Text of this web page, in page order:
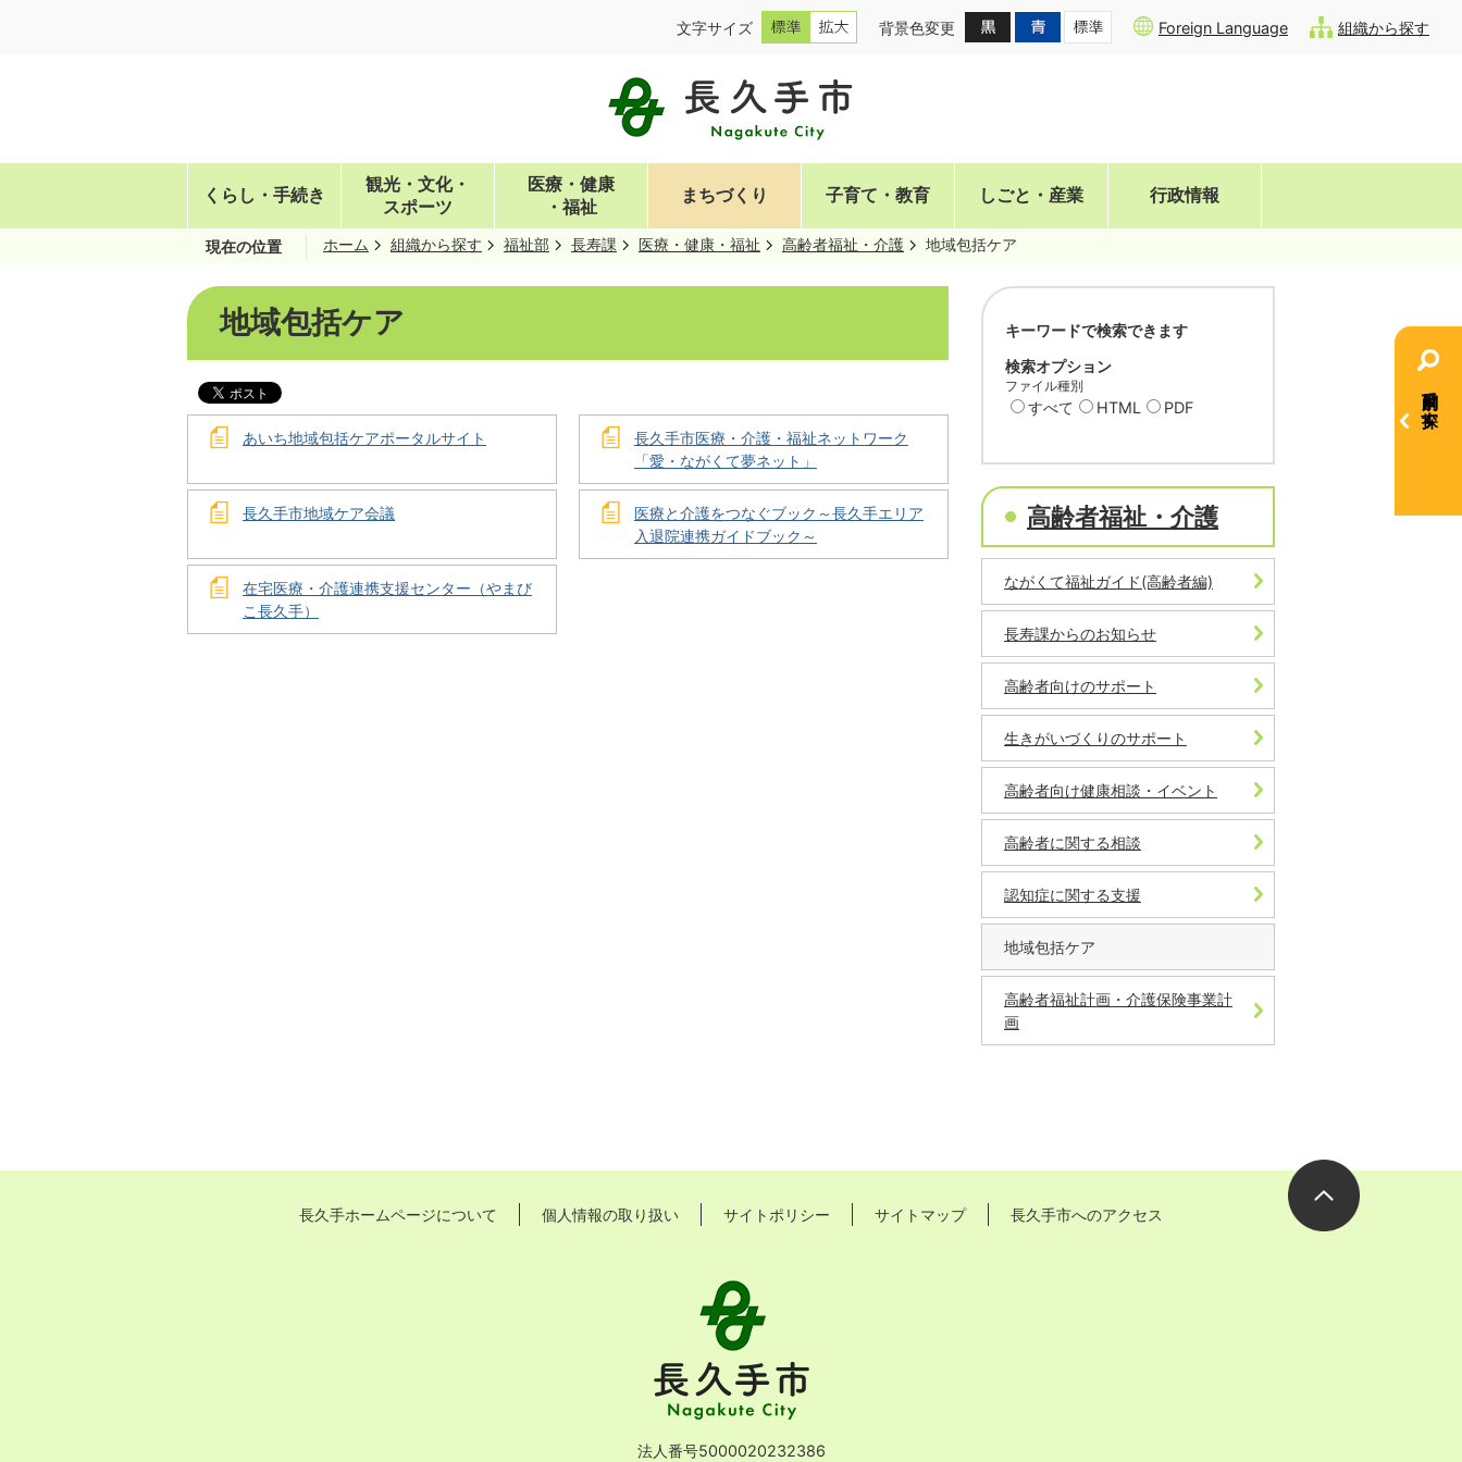
文字サイズ 背景色変更 Foreign Language 組織から探す
くらし・手続き
観光・文化・
スポーツ
医療・健康
・福祉
まちづくり 子育て・教育 しごと・産業 行政情報
目的別で探す
現在の位置 ホーム 組織から探す 福祉部 長寿課 医療・健康・福祉 高齢者福祉・介護 地域包括ケア
地域包括ケア
あいち地域包括ケアポータルサイト
長久手市医療・介護・福祉ネットワーク
「愛・ながくて夢ネット」
長久手市地域ケア会議
医療と介護をつなぐブック～長久手エリア
入退院連携ガイドブック～
在宅医療・介護連携支援センター（やまび
こ長久手）
キーワードで検索できます
検索オプション
ファイル種別
すべて HTML PDF
高齢者福祉・介護
ながくて福祉ガイド(高齢者編)
長寿課からのお知らせ
高齢者向けのサポート
生きがいづくりのサポート
高齢者向け健康相談・イベント
高齢者に関する相談
認知症に関する支援
地域包括ケア
高齢者福祉計画・介護保険事業計
画
長久手ホームページについて 個人情報の取り扱い サイトポリシー サイトマップ 長久手市へのアクセス
Nagakute
City
法人番号5000020232386